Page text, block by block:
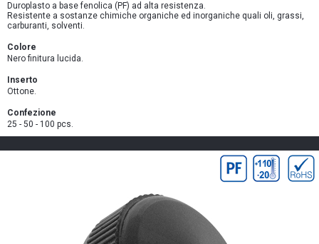
Duroplasto a base fenolica (PF) ad alta resistenza.
Resistente a sostanze chimiche organiche ed inorganiche quali oli, grassi,
carburanti, solventi.
Colore
Nero finitura lucida.
Inserto
Ottone.
Confezione
25 - 50 - 100 pcs.